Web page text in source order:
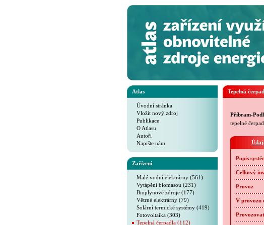
Atlas
Úvodní stránka
Vložit nový zdroj
Publikace
O Atlasu
Autoři
Napište nám
Zařízení
Malé vodní elektrárny (561)
Vytápění biomasou (231)
Bioplynové zdroje (177)
Větrné elektrárny (79)
Solární termické systémy (419)
Fotovoltaika (303)
Tepelná čerpadla (112)
Tepelná
Příbram-
tepelné
Popis
Celkový
Provoz
V provozu